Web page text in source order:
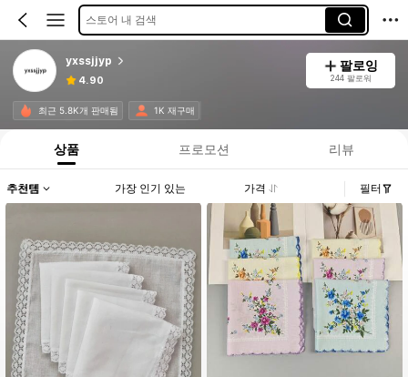
스토어 내 검색
yxssjjyp
4.90
팔로잉
244 팔로워
최근 5.8K개 판매됨 1K 재구매
상품 프로모션 리뷰
추천템 가장 인기 있는 가격 필터